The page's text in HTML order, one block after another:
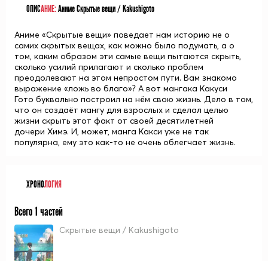
ОПИСАНИЕ:Аниме Скрытые вещи / Kakushigoto
Аниме «Скрытые вещи» поведает нам историю не о
самих скрытых вещах, как можно было подумать, а о
том, каким образом эти самые вещи пытаются скрыть,
сколько усилий прилагают и сколько проблем
преодолевают на этом непростом пути. Вам знакомо
выражение «ложь во благо»? А вот мангака Какуси
Гото буквально построил на нём свою жизнь. Дело в том,
что он создаёт мангу для взрослых и сделал целью
жизни скрыть этот факт от своей десятилетней
дочери Химэ. И, может, манга Какси уже не так
популярна, ему это как-то не очень облегчает жизнь.
ХРОНОЛОГИЯ
Всего 1 частей
Скрытые вещи / Kakushigoto